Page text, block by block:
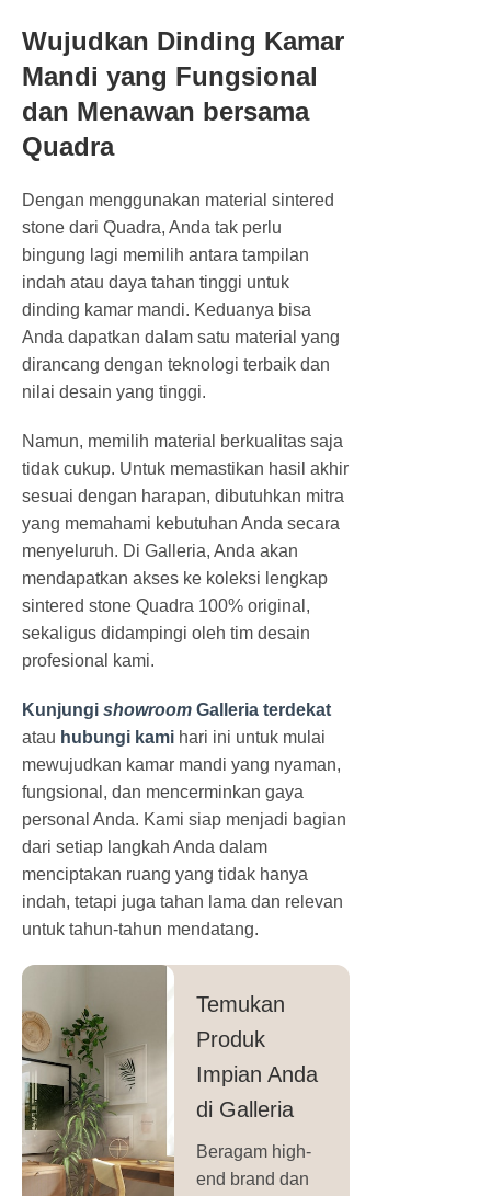
Wujudkan Dinding Kamar
Mandi yang Fungsional
dan Menawan bersama
Quadra
Dengan menggunakan material sintered
stone dari Quadra, Anda tak perlu
bingung lagi memilih antara tampilan
indah atau daya tahan tinggi untuk
dinding kamar mandi. Keduanya bisa
Anda dapatkan dalam satu material yang
dirancang dengan teknologi terbaik dan
nilai desain yang tinggi.
Namun, memilih material berkualitas saja
tidak cukup. Untuk memastikan hasil akhir
sesuai dengan harapan, dibutuhkan mitra
yang memahami kebutuhan Anda secara
menyeluruh. Di Galleria, Anda akan
mendapatkan akses ke koleksi lengkap
sintered stone Quadra 100% original,
sekaligus didampingi oleh tim desain
profesional kami.
Kunjungi showroom Galleria terdekat
atau hubungi kami hari ini untuk mulai
mewujudkan kamar mandi yang nyaman,
fungsional, dan mencerminkan gaya
personal Anda. Kami siap menjadi bagian
dari setiap langkah Anda dalam
menciptakan ruang yang tidak hanya
indah, tetapi juga tahan lama dan relevan
untuk tahun-tahun mendatang.
Temukan
Produk
Impian Anda
di Galleria
Beragam high-
end brand dan